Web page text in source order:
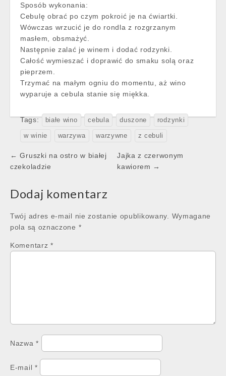
Sposób wykonania:
Cebulę obrać po czym pokroić je na ćwiartki.
Wówczas wrzucić je do rondla z rozgrzanym
masłem, obsmażyć.
Następnie zalać je winem i dodać rodzynki.
Całość wymieszać i doprawić do smaku solą oraz
pieprzem.
Trzymać na małym ogniu do momentu, aż wino
wyparuje a cebula stanie się miękka.
Tags: białe wino cebula duszone rodzynki
w winie warzywa warzywne z cebuli
Post
navigation
← Gruszki na ostro w białej
czekoladzie
Jajka z czerwonym
kawiorem →
Dodaj komentarz
Twój adres e-mail nie zostanie opublikowany.
Wymagane
pola są oznaczone *
Komentarz *
Nazwa*
E-mail *